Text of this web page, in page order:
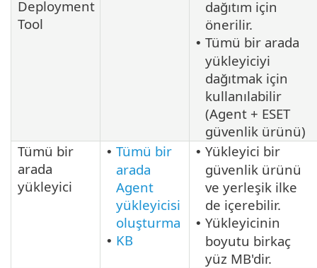
Deployment
Tool
dağıtım için
önerilir.
• Tümü bir arada
yükleyiciyi
dağıtmak için
kullanılabilir
(Agent + ESET
güvenlik ürünü)
Tümü bir
arada
yükleyici
• Tümü bir
arada
Agent
yükleyicisi
oluşturma
• KB
• Yükleyici bir
güvenlik ürünü
ve yerleşik ilke
de içerebilir.
• Yükleyicinin
boyutu birkaç
yüz MB'dir.